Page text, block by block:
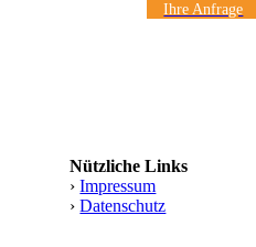
Ihre Anfrage
Nützliche Links
›Impressum
›Datenschutz